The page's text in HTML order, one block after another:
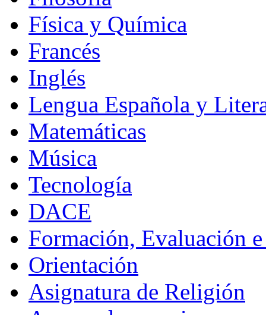
Física y Química
Francés
Inglés
Lengua Española y
Matemáticas
Música
Tecnología
DACE
Formación, Evaluación
Orientación
Asignatura de Religión